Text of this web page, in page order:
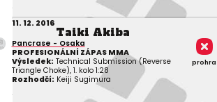
11. 12. 2016
Taiki Akiba
Pancrase - Osaka
PROFESIONÁLNÍ ZÁPAS MMA
Výsledek: Technical Submission (Reverse
Triangle Choke), 1. kolo 1:28
Rozhodčí: Keiji Sugimura
prohra